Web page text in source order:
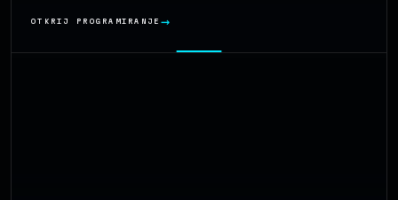
OTKRIJ PROGRAMIRANJE